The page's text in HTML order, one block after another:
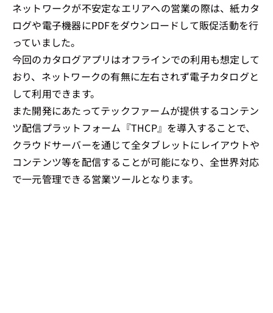
ネットワークが不安定なエリアへの営業の際は、紙カタ
ログや電子機器にPDFをダウンロードして販促活動を行
っていました。
今回のカタログアプリはオフラインでの利用も想定して
おり、ネットワークの有無に左右されず電子カタログと
して利用できます。
また開発にあたってテックファームが提供するコンテン
ツ配信プラットフォーム『THCP』を導入することで、
クラウドサーバーを通じて全タブレットにレイアウトや
コンテンツ等を配信することが可能になり、全世界対応
で一元管理できる営業ツールとなります。